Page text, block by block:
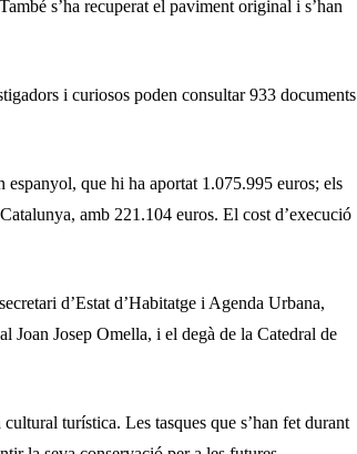
s’ha recuperat el paviment original i s’han
i curiosos poden consultar 933 documents
que hi ha aportat 1.075.995 euros; els
amb 221.104 euros. El cost d’execució
d’Estat d’Habitatge i Agenda Urbana,
Joan Josep Omella, i el degà de la Catedral de
turística. Les tasques que s’han fet durant